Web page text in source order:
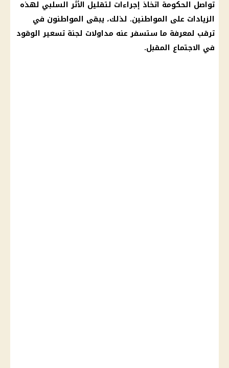
تواصل الحكومة اتخاذ إجراءات لتقليل الأثر السلبي لهذه
الزيادات على المواطنين. لذلك، يبقى المواطنون في
ترقب لمعرفة ما ستسفر عنه مداولات لجنة تسعيرالوقود
في الاجتماع المقبل.